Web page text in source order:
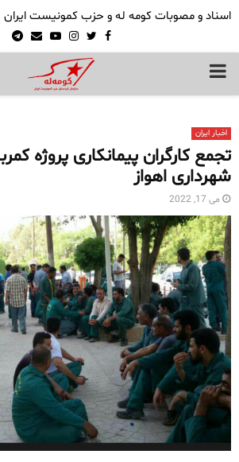
اسناد و مصوبات کومه له و حزب کمونیست ایران
Facebook
Twitter
Instagram
Youtube
Email
PRIMARY
اخبار ایران
تجمع کارگران پیمانکاری پروژه
شهرداری اهواز
می 17, 2022